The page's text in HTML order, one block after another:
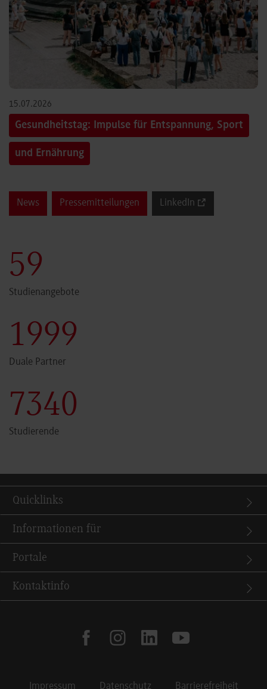
15.07.2026
Gesundheitstag: Impulse für Entspannung, Sport
und Ernährung
News Pressemitteilungen LinkedIn
60
Studienangebote
2000
Duale Partner
7341
Studierende
Quicklinks
Informationen für
Portale
Kontaktinfo
facebookinstagramlinkedin youtube